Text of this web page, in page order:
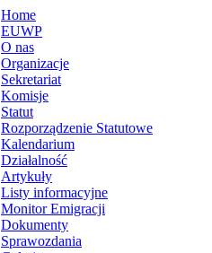
Home
EUWP
O nas
Organizacje
Sekretariat
Komisje
Statut
Rozporządzenie Statutowe
Kalendarium
Działalność
Artykuły
Listy informacyjne
Monitor Emigracji
Dokumenty
Sprawozdania